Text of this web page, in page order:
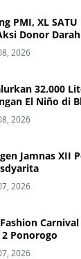
PMI, XL
Donor
2026
32.000
El Niño di
2026
Jamnas XII
2026
Ponorogo
2026